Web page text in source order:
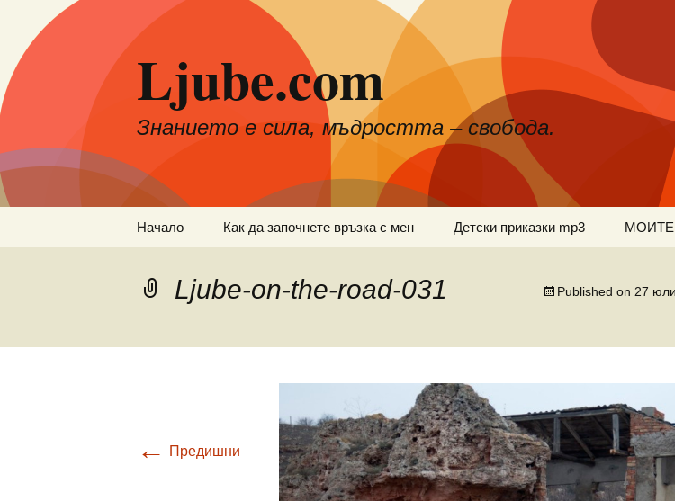
съдържанието
Ljube.com
Знанието е сила, мъдростта – свобода.
Начало Как да започнете връзка с мен Детски приказки mp3
Ljube-on-the-road-031 Published on 27
← Предишни